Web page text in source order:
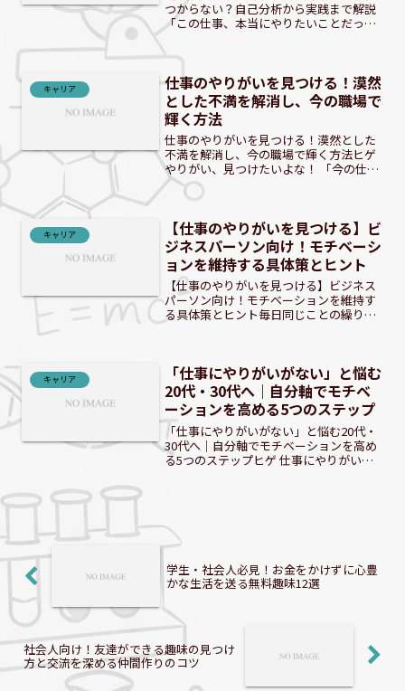
つからない？自己分析から実践まで解説
「この仕事、本当にやりたいことだった
ろう…」。20代後半から30代にかけて、
りません。仕事に...
キャリア
仕事のやりがいを見つける！漠然
とした不満を解消し、今の職場で
輝く方法
仕事のやりがいを見つける！漠然とした
不満を解消し、今の職場で輝く方法ヒゲ
やりがい、見つけたいよな！ 「今の仕事
に不満はない、でもやりがいがない」20
代・30代会社員のあなたへ多くの20代・
ない」という...
キャリア
【仕事のやりがいを見つける】ビ
ジネスパーソン向け！モチベーシ
ョンを維持する具体策とヒント
【仕事のやりがいを見つける】ビジネス
パーソン向け！モチベーションを維持す
る具体策とヒント毎日同じことの繰り返
に価値あるものなのか疑問に...
キャリア
「仕事にやりがいがない」と悩む
20代・30代へ｜自分軸でモチベ
ーションを高める5つのステップ
「仕事にやりがいがない」と悩む20代・
30代へ｜自分軸でモチベーションを高め
る5つのステップヒゲ 仕事にやりがいが
学生・社会人必見！お金をかけずに心豊
かな生活を送る無料趣味12選
社会人向け！友達ができる趣味の見つけ
方と交流を深める仲間作りのコツ